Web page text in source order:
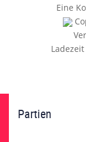
Eine
Partien